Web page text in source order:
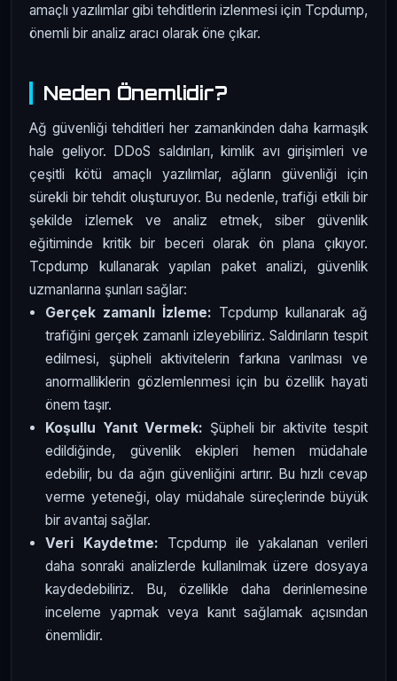
amaçlı yazılımlar gibi tehditlerin izlenmesi için Tcpdump,
önemli bir analiz aracı olarak öne çıkar.
Neden Önemlidir?
Ağ güvenliği tehditleri her zamankinden daha karmaşık
hale geliyor. DDoS saldırıları, kimlik avı girişimleri ve
çeşitli kötü amaçlı yazılımlar, ağların güvenliği için
sürekli bir tehdit oluşturuyor. Bu nedenle, trafiği etkili bir
şekilde izlemek ve analiz etmek, siber güvenlik
eğitiminde kritik bir beceri olarak ön plana çıkıyor.
Tcpdump kullanarak yapılan paket analizi, güvenlik
uzmanlarına şunları sağlar:
Gerçek zamanlı İzleme: Tcpdump kullanarak ağ
trafiğini gerçek zamanlı izleyebiliriz. Saldırıların tespit
edilmesi, şüpheli aktivitelerin farkına varılması ve
anormalliklerin gözlemlenmesi için bu özellik hayati
önem taşır.
Koşullu Yanıt Vermek: Şüpheli bir aktivite tespit
edildiğinde, güvenlik ekipleri hemen müdahale
edebilir, bu da ağın güvenliğini artırır. Bu hızlı cevap
verme yeteneği, olay müdahale süreçlerinde büyük
bir avantaj sağlar.
Veri Kaydetme: Tcpdump ile yakalanan verileri
daha sonraki analizlerde kullanılmak üzere dosyaya
kaydedebiliriz. Bu, özellikle daha derinlemesine
inceleme yapmak veya kanıt sağlamak açısından
önemlidir.